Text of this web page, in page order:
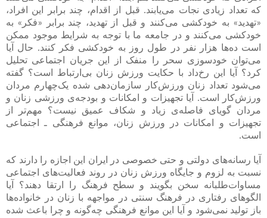
که تعداد زیادی نجات می‌یابند. قبل از اقدام، چند برابر این افراد،
«تهدید» به خودکشی می‌کنند و قبل از تهدید، چند برابر «فکر» به
خودکشی‌ می‌کنند و در جامعه ما با توجه به شرایط موجود ممکن
است ده‌ها هزار نفر در طول روز به خودکشی فکر کنند. حال آیا
می‌توان خودسوزی سحر را منفک از این جریان اجتماعی تحلیل
کرد؟ آیا این رخ‌داد با حکایت ورزش زنان بی‌ارتباط است؟ گفته
می‌شود تعداد زنان ورزش‌کار سازمان‌دهی شده یک‌چهارم مردان
ورزش‌کار است. آیا تجهیزات و امکانات و بودجه‌ی ورزشی زنان و
مردان گویای فاصله‌ی زیاد و شکاف عمیق نیست؟ مهم‌تر از
تجهیزات و امکانات در ورزش زنان، موانع فرهنگی ـ اجتماعی
است.
آیا رسانه‌های دولتی و حتی خصوصی در ایران این اجازه را دارند که
نسبت به لزوم و جایگاه ورزش زنان در روند فعالیت‌های اجتماعی
مساوات‌طلبانه سخن بگویند و سطح فرهنگ را ارتقا دهند؟ آیا
الگوهای رفتاری در فرهنگ سنتی در مواجهه با زنان در خانواده‌ها
باز تولید نمی‌شود و آیا این موانع فرهنگی چه‌گونه و چرا باعث شده